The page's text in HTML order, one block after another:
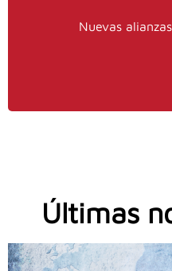
Nuevas
IMEF
Últimas